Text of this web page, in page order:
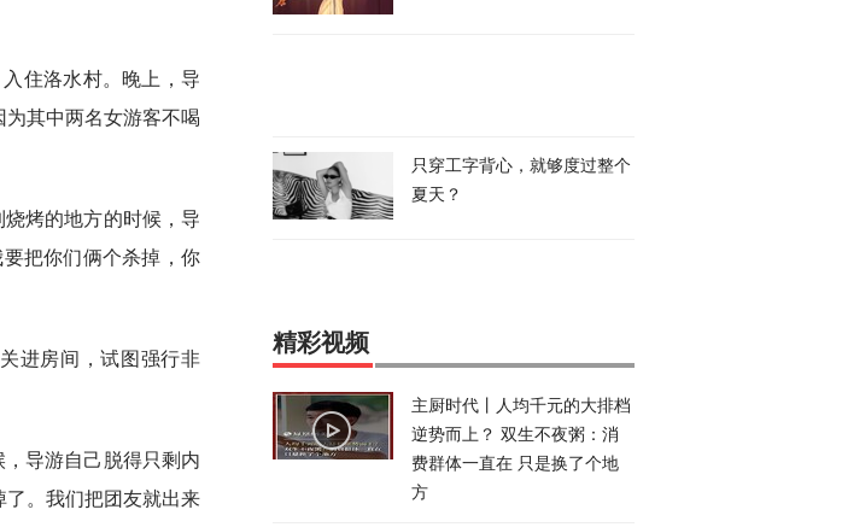
住洛水村。晚上，导
其中两名女游客不喝
烤的地方的时候，导
把你们俩个杀掉，你
进房间，试图强行非
导游自己脱得只剩内
。我们把团友就出来
只穿工字背心，就够度过整个
夏天？
精彩视频
主厨时代丨人均千元的大排档
逆势而上？ 双生不夜粥：消
费群体一直在 只是换了个地
方